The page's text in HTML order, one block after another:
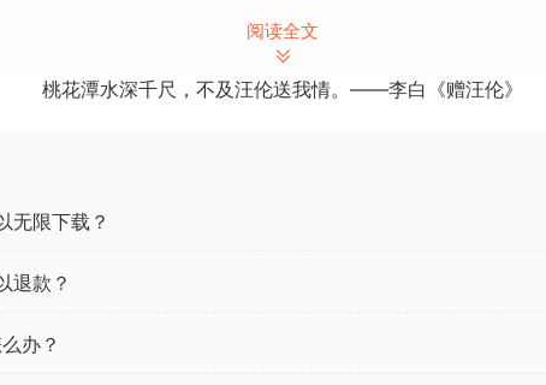
的 QuickScribe 乐谱编辑器中的符号、符干装饰音、替代音
弦乐队库声音保持连接，因此所见即所闻。由于音符会记住其
提供支持，例如 VSL Synchron 引擎。DP 的 Graphic Editor
自 MPE 控制器（例如 Roli Seaboard）的多通道输出录制为
音符的控制器（由演奏生成），叠加在每个音符的顶部，以便
阅读全文
桃花潭水深千尺，不及汪伦送我情。——李白《赠汪伦》
无限下载？
退款？
办？